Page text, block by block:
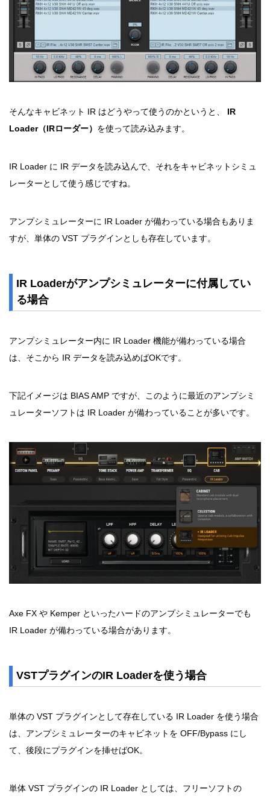
そんなキャビネット IR はどうやって使うのかというと、 IR
Loader（IRローダー） を使って読み込みます。
IR Loader に IR データを読み込んで、それをキャビネットシミュ
レーターとして使う感じですね。
アンプシミュレーターに IR Loader が備わっている場合もありま
すが、単体の VST プラグインとしも存在しています。
IR Loaderがアンプシミュレーターに付属してい
る場合
アンプシミュレーター内に IR Loader 機能が備わっている場合
は、そこから IR データを読み込めばOKです。
下記イメージは BIAS AMP ですが、このように最近のアンプシミ
ュレーターソフトは IR Loader が備わっていることが多いです。
Axe FX や Kemper といったハードのアンプシミュレーターでも
IR Loader が備わっている場合があります。
VSTプラグインのIR Loaderを使う場合
単体の VST プラグインとして存在している IR Loader を使う場合
は、アンプシミュレーターのキャビネットを OFF/Bypass にし
て、後段にプラグインを挿せばOK。
単体 VST プラグインの IR Loader としては、フリーソフトの